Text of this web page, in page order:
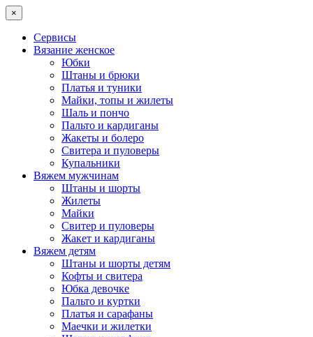
×
Сервисы
Вязание женское
Юбки
Штаны и брюки
Платья и туники
Майки, топы и жилеты
Шаль и пончо
Пальто и кардиганы
Жакеты и болеро
Свитера и пуловеры
Купальники
Вяжем мужчинам
Штаны и шорты
Жилеты
Майки
Свитер и пуловеры
Жакет и кардиганы
Вяжем детям
Штаны и шорты детям
Кофты и свитера
Юбка девочке
Пальто и куртки
Платья и сарафаны
Маечки и жилетки